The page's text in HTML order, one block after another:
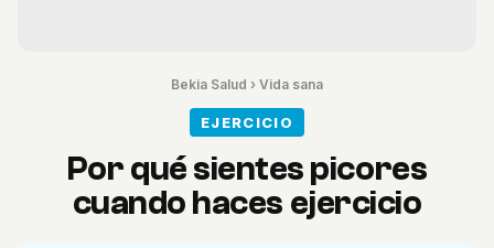
Bekia Salud › Vida sana
EJERCICIO
Por qué sientes picores
cuando haces ejercicio